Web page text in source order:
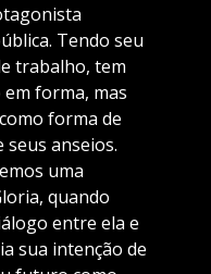
Tendo seu
trabalho, tem
forma, mas
forma de
anseios.
uma
quando
entre ela e
sua intenção de